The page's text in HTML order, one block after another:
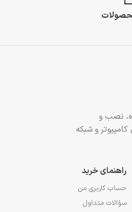
نصب و
و شبکه
راهنمای خرید
حساب کاربری من
سؤالات متداول